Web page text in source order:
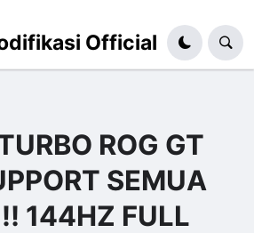
Official
ROG GT
SEMUA
144HZ FULL